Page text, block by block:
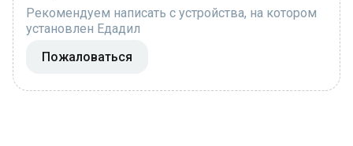
Рекомендуем написать с устройства, на котором
установлен Едадил
Пожаловаться